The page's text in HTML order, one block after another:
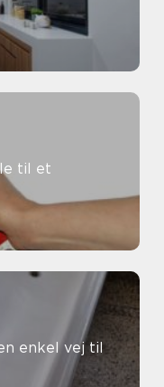
til et
enkel vej til